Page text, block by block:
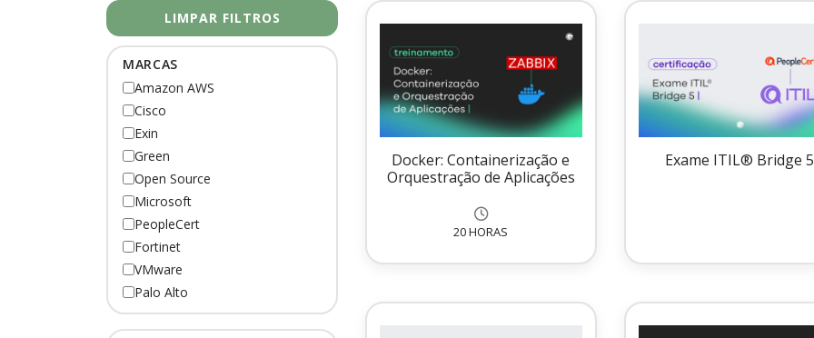
LIMPAR FILTROS
MARCAS
Amazon AWS
Cisco
Exin
Green
Open Source
Microsoft
PeopleCert
Fortinet
VMware
Palo Alto
Docker: Containerização e
Orquestração de Aplicações
20 HORAS
Exame ITIL® Bridge 5